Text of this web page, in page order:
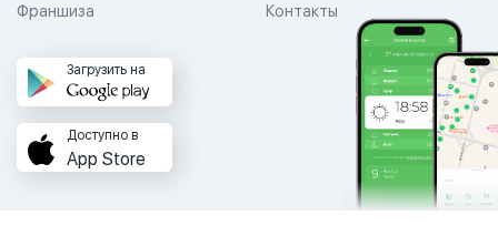
Контакты
Франшиза
Загрузить на
Доступно в
App Store